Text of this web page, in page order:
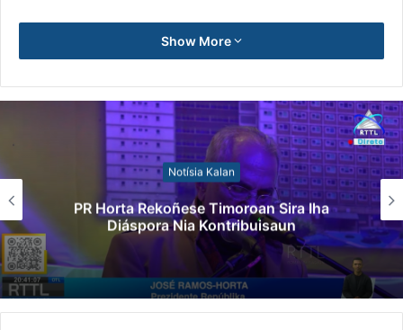
Show More
Notísia Kalan
PR Horta Rekoñese Timoroan Sira Iha
Diáspora Nia Kontribuisaun